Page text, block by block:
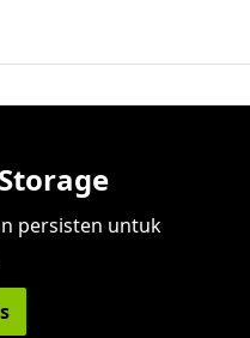
persisten untuk